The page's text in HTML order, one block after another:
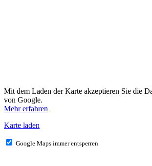
Mit dem Laden der Karte akzeptieren Sie die
von Google.
Mehr erfahren
Karte laden
Google Maps immer entsperren